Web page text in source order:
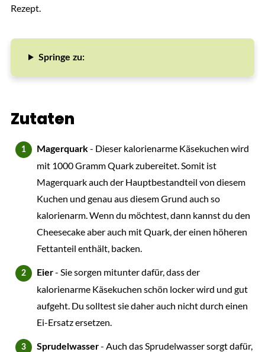
Rezept.
Springe zu:
Zutaten
Magerquark - Dieser kalorienarme Käsekuchen wird
mit 1000 Gramm Quark zubereitet. Somit ist
Magerquark auch der Hauptbestandteil von diesem
Kuchen und genau aus diesem Grund auch so
kalorienarm. Wenn du möchtest, dann kannst du den
Cheesecake aber auch mit Quark, der einen höheren
Fettanteil enthält, backen.
Eier- Sie sorgen mitunter dafür, dass der
kalorienarme Käsekuchen schön locker wird und gut
aufgeht. Du solltest sie daher auch nicht durch einen
Ei-Ersatz ersetzen.
Sprudelwasser- Auch das Sprudelwasser sorgt dafür,